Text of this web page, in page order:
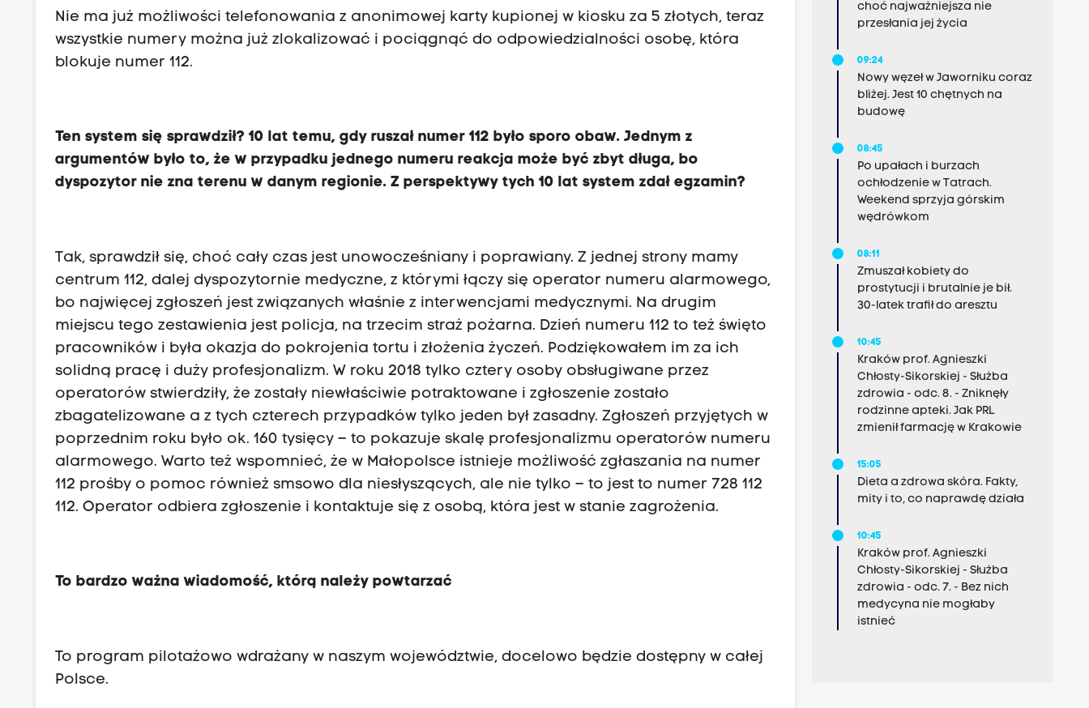
Nie ma już możliwości telefonowania z anonimowej karty kupionej w kiosku za 5 złotych, teraz
wszystkie numery można już zlokalizować i pociągnąć do odpowiedzialności osobę, która
blokuje numer 112.
Ten system się sprawdził? 10 lat temu, gdy ruszał numer 112 było sporo obaw. Jednym z
argumentów było to, że w przypadku jednego numeru reakcja może być zbyt długa, bo
dyspozytor nie zna terenu w danym regionie. Z perspektywy tych 10 lat system zdał egzamin?
Tak, sprawdził się, choć cały czas jest unowocześniany i poprawiany. Z jednej strony mamy
centrum 112, dalej dyspozytornie medyczne, z którymi łączy się operator numeru alarmowego,
bo najwięcej zgłoszeń jest związanych właśnie z interwencjami medycznymi. Na drugim
miejscu tego zestawienia jest policja, na trzecim straż pożarna. Dzień numeru 112 to też święto
pracowników i była okazja do pokrojenia tortu i złożenia życzeń. Podziękowałem im za ich
solidną pracę i duży profesjonalizm. W roku 2018 tylko cztery osoby obsługiwane przez
operatorów stwierdziły, że zostały niewłaściwie potraktowane i zgłoszenie zostało
zbagatelizowane a z tych czterech przypadków tylko jeden był zasadny. Zgłoszeń przyjętych w
poprzednim roku było ok. 160 tysięcy – to pokazuje skalę profesjonalizmu operatorów numeru
alarmowego. Warto też wspomnieć, że w Małopolsce istnieje możliwość zgłaszania na numer
112 prośby o pomoc również smsowo dla niesłyszących, ale nie tylko – to jest to numer 728 112
112. Operator odbiera zgłoszenie i kontaktuje się z osobą, która jest w stanie zagrożenia.
To bardzo ważna wiadomość, którą należy powtarzać
To program pilotażowo wdrażany w naszym województwie, docelowo będzie dostępny w całej
Polsce.
choć najważniejsza nie
przesłania jej życia
09:24
Nowy węzeł w Jaworniku coraz
bliżej. Jest 10 chętnych na
budowę
08:45
Po upałach i burzach
ochłodzenie w Tatrach.
Weekend sprzyja górskim
wędrówkom
08:11
Zmuszał kobiety do
prostytucji i brutalnie je bił.
30-latek trafił do aresztu
10:45
Kraków prof. Agnieszki
Chłosty-Sikorskiej - Służba
zdrowia - odc. 8. - Zniknęły
rodzinne apteki. Jak PRL
zmienił farmację w Krakowie
15:05
Dieta a zdrowa skóra. Fakty,
mity i to, co naprawdę działa
10:45
Kraków prof. Agnieszki
Chłosty-Sikorskiej - Służba
zdrowia - odc. 7. - Bez nich
medycyna nie mogłaby
istnieć